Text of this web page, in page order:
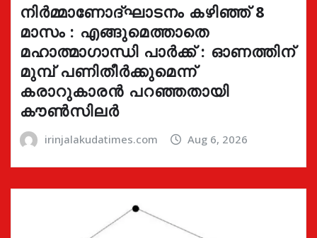
നിർമ്മാണോദ്ഘാടനം കഴിഞ്ഞ് 8
മാസം : എങ്ങുമെത്താതെ
മഹാത്മാഗാന്ധി പാർക്ക് : ഓണത്തിന്
മുമ്പ് പണിതീർക്കുമെന്ന്
കരാറുകാരൻ പറഞ്ഞതായി
കൗൺസിലർ
irinjalakudatimes.com Aug 6, 2026